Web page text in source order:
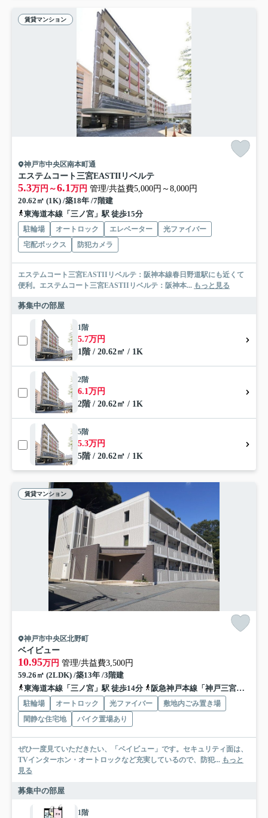
賃貸マンション
神戸市中央区南本町通
エステムコート三宮EASTIIリベルテ
5.3万円～6.1万円 管理/共益費5,000円～8,000円
20.62㎡ (1K) /築18年 /7階建
東海道本線「三ノ宮」駅 徒歩15分
駐輪場 オートロック エレベーター
光ファイバー
宅配ボックス
防犯カメラ
エステムコート三宮EASTIIリベルテ：阪神本線春日野道駅にも近くて
便利。エステムコート三宮EASTIIリベルテ：阪神本... もっと見る
募集中の部屋
1階
5.7万円
1階 / 20.62㎡ / 1K
2階
6.1万円
2階 / 20.62㎡ / 1K
5階
5.3万円
5階 / 20.62㎡ / 1K
賃貸マンション
神戸市中央区北野町
ベイビュー
10.95万円 管理/共益費3,500円
59.26㎡ (2LDK) /築13年 /3階建
東海道本線「三ノ宮」駅 徒歩14分
阪急神戸本線「神戸三宮」駅 徒歩18分
駐輪場 オートロック 光ファイバー
敷地内ごみ置き場
閑静な住宅地
バイク置場あり
ぜひ一度見ていただきたい、「ベイビュー」です。セキュリティ面は、
TVインターホン・オートロックなど充実しているので、防犯... もっと
見る
募集中の部屋
1階